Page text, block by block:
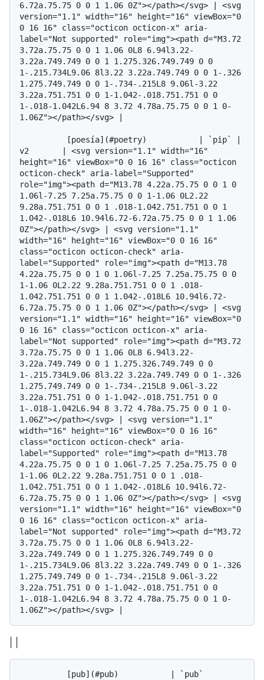
6.72a.75.75 0 0 1 1.06 0Z"></path></svg> | <svg
version="1.1" width="16" height="16" viewBox="0
0 16 16" class="octicon octicon-x" aria-
label="Not supported" role="img"><path d="M3.72
3.72a.75.75 0 0 1 1.06 0L8 6.94l3.22-
3.22a.749.749 0 0 1 1.275.326.749.749 0 0
1-.215.734L9.06 8l3.22 3.22a.749.749 0 0 1-.326
1.275.749.749 0 0 1-.734-.215L8 9.06l-3.22
3.22a.751.751 0 0 1-1.042-.018.751.751 0 0
1-.018-1.042L6.94 8 3.72 4.78a.75.75 0 0 1 0-
1.06Z"></path></svg> |
v2       | <svg version="1.1" width="16"
height="16" viewBox="0 0 16 16" class="octicon
octicon-check" aria-label="Supported"
role="img"><path d="M13.78 4.22a.75.75 0 0 1 0
1.06l-7.25 7.25a.75.75 0 0 1-1.06 0L2.22
9.28a.751.751 0 0 1 .018-1.042.751.751 0 0 1
1.042-.018L6 10.94l6.72-6.72a.75.75 0 0 1 1.06
0Z"></path></svg> | <svg version="1.1"
width="16" height="16" viewBox="0 0 16 16"
class="octicon octicon-check" aria-
label="Supported" role="img"><path d="M13.78
4.22a.75.75 0 0 1 0 1.06l-7.25 7.25a.75.75 0 0
1-1.06 0L2.22 9.28a.751.751 0 0 1 .018-
1.042.751.751 0 0 1 1.042-.018L6 10.94l6.72-
6.72a.75.75 0 0 1 1.06 0Z"></path></svg> | <svg
version="1.1" width="16" height="16" viewBox="0
0 16 16" class="octicon octicon-x" aria-
label="Not supported" role="img"><path d="M3.72
3.72a.75.75 0 0 1 1.06 0L8 6.94l3.22-
3.22a.749.749 0 0 1 1.275.326.749.749 0 0
1-.215.734L9.06 8l3.22 3.22a.749.749 0 0 1-.326
1.275.749.749 0 0 1-.734-.215L8 9.06l-3.22
3.22a.751.751 0 0 1-1.042-.018.751.751 0 0
1-.018-1.042L6.94 8 3.72 4.78a.75.75 0 0 1 0-
1.06Z"></path></svg> | <svg version="1.1"
width="16" height="16" viewBox="0 0 16 16"
class="octicon octicon-check" aria-
label="Supported" role="img"><path d="M13.78
4.22a.75.75 0 0 1 0 1.06l-7.25 7.25a.75.75 0 0
1-1.06 0L2.22 9.28a.751.751 0 0 1 .018-
1.042.751.751 0 0 1 1.042-.018L6 10.94l6.72-
6.72a.75.75 0 0 1 1.06 0Z"></path></svg> | <svg
version="1.1" width="16" height="16" viewBox="0
0 16 16" class="octicon octicon-x" aria-
label="Not supported" role="img"><path d="M3.72
3.72a.75.75 0 0 1 1.06 0L8 6.94l3.22-
3.22a.749.749 0 0 1 1.275.326.749.749 0 0
1-.215.734L9.06 8l3.22 3.22a.749.749 0 0 1-.326
1.275.749.749 0 0 1-.734-.215L8 9.06l-3.22
3.22a.751.751 0 0 1-1.042-.018.751.751 0 0
1-.018-1.042L6.94 8 3.72 4.78a.75.75 0 0 1 0-